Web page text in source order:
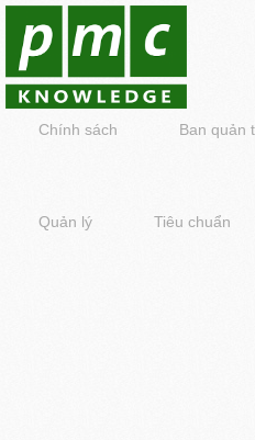
Chính sách Ban quản
Quản lý Tiêu chuẩn